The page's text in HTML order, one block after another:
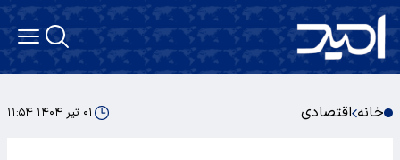
خانه اقتصادی ۰۱ تیر ۱۴۰۴ ۱۱:۵۴